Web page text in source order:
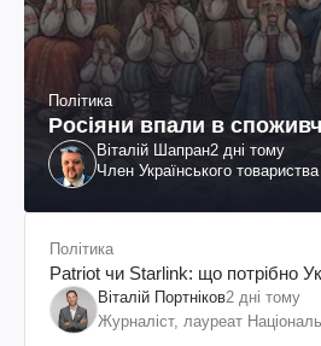
Політика
Росіяни впали в
Віталій Шапран2 дні тому
Член Українського
Політика
Patriot чи Starlink: що потрібно
Віталій Портніков2 дні тому
Журналіст, лауреат